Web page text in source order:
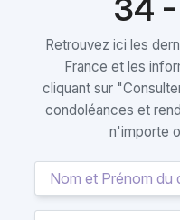
34
Retrouvez ici les
France et les
cliquant sur
condoléances et
n'importe